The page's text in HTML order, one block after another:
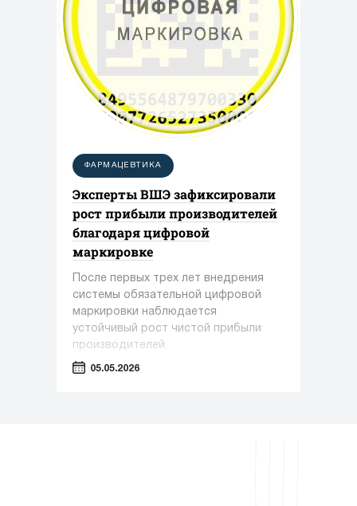
ФАРМАЦЕВТИКА
Эксперты ВШЭ зафиксировали
рост прибыли производителей
благодаря цифровой
маркировке
После первых трех лет внедрения
системы обязательной цифровой
маркировки наблюдается
устойчивый рост чистой прибыли
производителей.
05.05.2026